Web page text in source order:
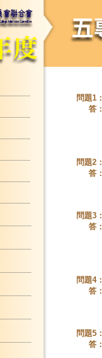
問題1：
答：
問題2：
答：
問題3：
答：
問題4：
答：
問題5：
答：